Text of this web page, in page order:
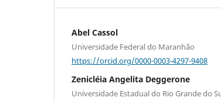
Abel Cassol
Universidade Federal do Maranhão
https://orcid.org/0000-0003-4297-9408
Zenicléia Angelita Deggerone
​Universidade Estadual do Rio Grande do